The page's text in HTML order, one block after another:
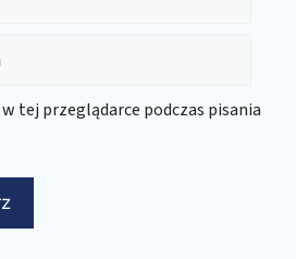
tej przeglądarce podczas pisania